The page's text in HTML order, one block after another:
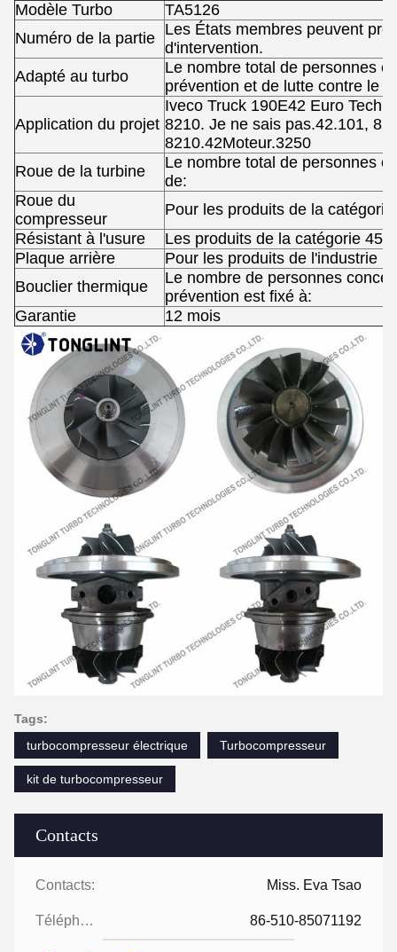
Contacts
Contacts: Miss. Eva Tsao
Téléphone: 86-510-85071192
Modèle Turbo
TA5126
Numéro de la partie Les États membres peuvent
d'intervention.
Adapté au turbo
Le nombre total de personnes
prévention et de lutte contre le
Application du projet
Iveco Truck 190E42 Euro Tech
8210. Je ne sais pas.42.101,
8210.42Moteur.3250
Roue de la turbine
Le nombre total de personnes
de:
Roue du
compresseur
Pour les produits de la catégorie
Résistant à l'usure
Les produits de la catégorie
Plaque arrière
Pour les produits de l'industrie
Bouclier thermique
Le nombre de personnes
prévention est fixé à:
Garantie
12 mois
Tags:
turbocompresseur électrique
Turbocompresseur
kit de turbocompresseur